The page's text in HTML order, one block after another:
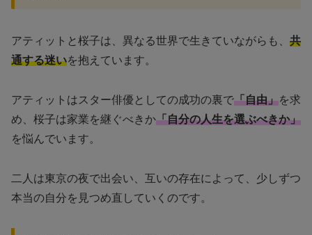
アティットと桜子は、異なる世界で生きていながらも、 共
通する迷いを抱えています。
アティットはスター俳優としての成功の裏で「自由」を求
め、桜子は家業を継ぐべきか「自分の人生を選ぶべきか」
を悩んでいます。
二人は東京の夜で出会い、互いの存在によって、少しずつ
本当の自分を見つめ直していくのです。